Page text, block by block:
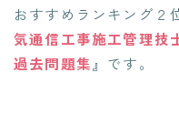
おすすめランキング２
気通信工事施工管理技
過去問題集 』です。